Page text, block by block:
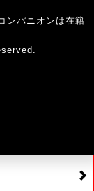
ンパニオンは在籍